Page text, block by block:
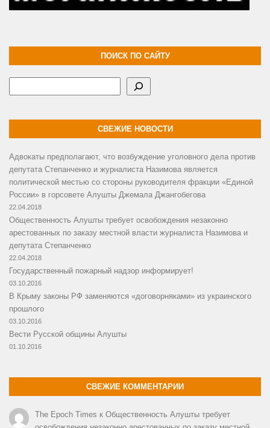
ПОИСК ПО САЙТУ
СВЕЖИЕ НОВОСТИ
Адвокаты предполагают, что возбуждение уголовного дела против
депутата Степанченко и журналиста Назимова является
политической местью со стороны руководителя фракции «Единой
России» в горсовете Алушты Джемала Джангобегова
22.04.2018
Общественность Алушты требует освобождения незаконно
арестованных по заказу местной власти журналиста Назимова и
депутата Степанченко
22.04.2018
Государственный пожарный надзор информирует!
03.10.2016
В Крыму законы РФ заменяются «договорняками» из украинского
прошлого
03.10.2016
Вести Русской общины Алушты
01.10.2016
СВЕЖИЕ КОММЕНТАРИИ
The Epoch Times к Общественность Алушты требует